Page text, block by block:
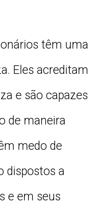
têm uma
Eles acreditam
e são capazes
de maneira
medo de
dispostos a
e em seus